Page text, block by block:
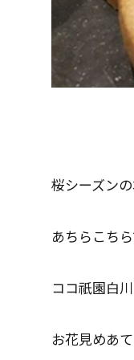
桜シーズン
あちらこち
ココ祇園白
お花見めあ